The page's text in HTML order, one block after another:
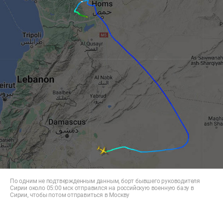
По одним не подтвержденным данным, борт бывшего руководителя
Сирии около 05:00 мск отправился на российскую военную базу в
Сирии, чтобы потом отправиться в Москву